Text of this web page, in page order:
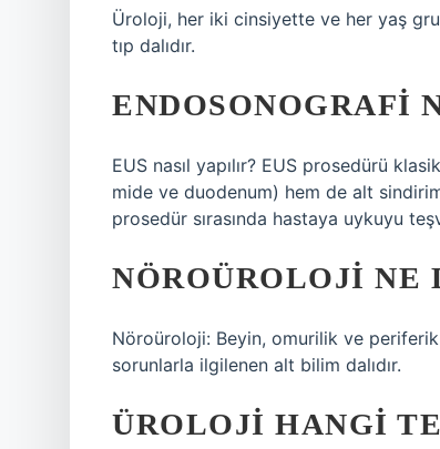
Üroloji, her iki cinsiyette ve her yaş
tıp dalıdır.
ENDOSONOGRAFI
EUS nasıl yapılır? EUS prosedürü
mide ve duodenum) hem de alt
prosedür sırasında hastaya uykuyu
NÖROÜROLOJI NE
Nöroüroloji: Beyin, omurilik ve periferik
sorunlarla ilgilenen alt bilim dalıdır.
ÜROLOJI HANGI